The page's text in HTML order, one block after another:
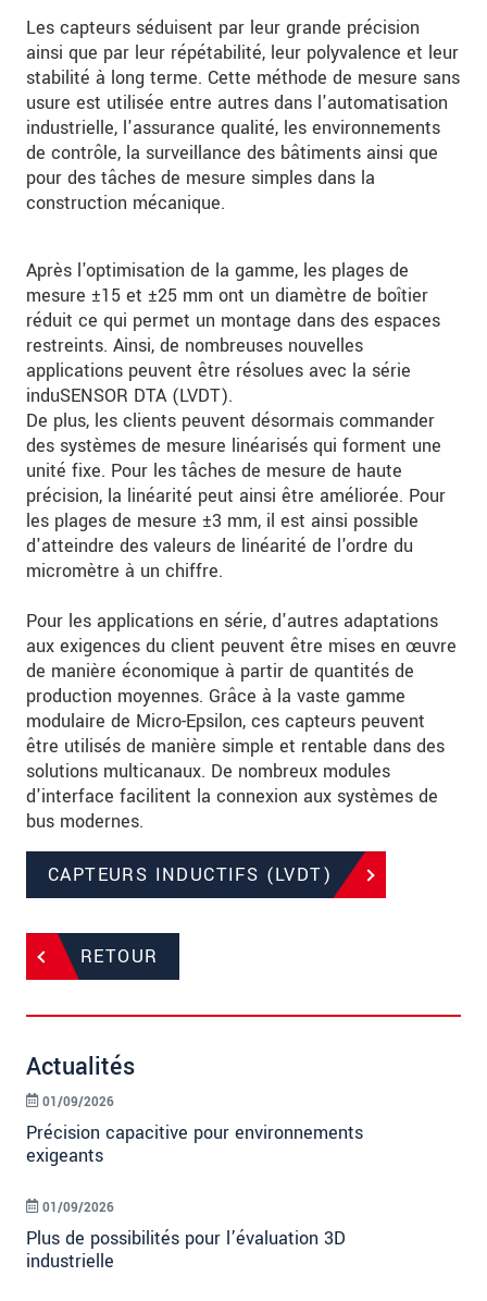
Les capteurs séduisent par leur grande précision
ainsi que par leur répétabilité, leur polyvalence et leur
stabilité à long terme. Cette méthode de mesure sans
usure est utilisée entre autres dans l'automatisation
industrielle, l'assurance qualité, les environnements
de contrôle, la surveillance des bâtiments ainsi que
pour des tâches de mesure simples dans la
construction mécanique.
Après l'optimisation de la gamme, les plages de
mesure ±15 et ±25 mm ont un diamètre de boîtier
réduit ce qui permet un montage dans des espaces
restreints. Ainsi, de nombreuses nouvelles
applications peuvent être résolues avec la série
induSENSOR DTA (LVDT).
De plus, les clients peuvent désormais commander
des systèmes de mesure linéarisés qui forment une
unité fixe. Pour les tâches de mesure de haute
précision, la linéarité peut ainsi être améliorée. Pour
les plages de mesure ±3 mm, il est ainsi possible
d'atteindre des valeurs de linéarité de l'ordre du
micromètre à un chiffre.
Pour les applications en série, d'autres adaptations
aux exigences du client peuvent être mises en œuvre
de manière économique à partir de quantités de
production moyennes. Grâce à la vaste gamme
modulaire de Micro-Epsilon, ces capteurs peuvent
être utilisés de manière simple et rentable dans des
solutions multicanaux. De nombreux modules
d'interface facilitent la connexion aux systèmes de
bus modernes.
CAPTEURS INDUCTIFS (LVDT)
RETOUR
Actualités
Précision capacitive pour environnements
exigeants
01/09/2026
Plus de possibilités pour l’évaluation 3D
industrielle
01/09/2026